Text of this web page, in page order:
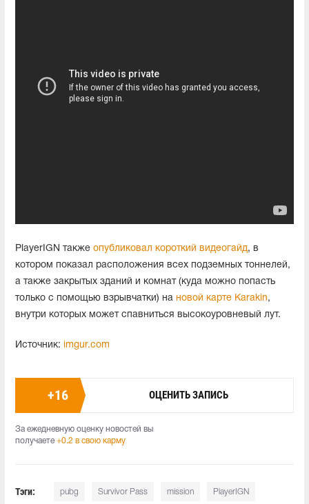
PlayerIGN также опубликовал короткий видеогайд, в
котором показал расположения всех подземных тоннелей,
а также закрытых зданий и комнат (куда можно попасть
только с помощью взрывчатки) на новой карте Karakin,
внутри которых может спавниться высокоуровневый лут.
Источник: imgur.com
+16 ОЦЕНИТЬ ЗАПИСЬ
За ежедневную оценку новостей вы
получаете +0.2 в свою карму
Тэги: pubg Survivor Pass mission PlayerIGN